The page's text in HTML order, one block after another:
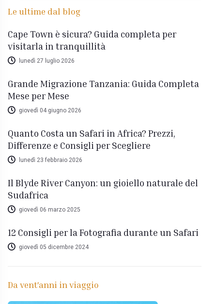
Le ultime dal blog
Cape Town è sicura? Guida completa per
visitarla in tranquillità
lunedì 27 luglio 2026
Grande Migrazione Tanzania: Guida Completa
Mese per Mese
giovedì 04 giugno 2026
Quanto Costa un Safari in Africa? Prezzi,
Differenze e Consigli per Scegliere
lunedì 23 febbraio 2026
Il Blyde River Canyon: un gioiello naturale del
Sudafrica
giovedì 06 marzo 2025
12 Consigli per la Fotografia durante un Safari
giovedì 05 dicembre 2024
Da vent'anni in viaggio